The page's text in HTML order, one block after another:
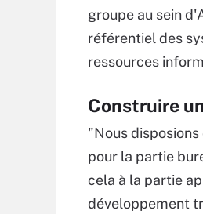
groupe au sein
référentiel des
ressources
Construire
"Nous
pour la partie
cela à la partie
développement